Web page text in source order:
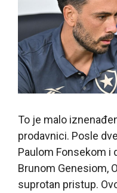
To je malo
prodavnici. Posle
Paulom Fonsekom i
Brunom Genesiom,
suprotan pristup.